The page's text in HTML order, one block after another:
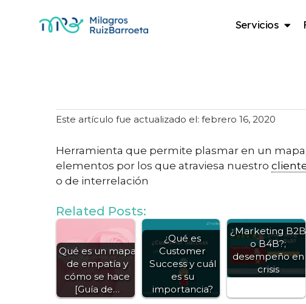
Servicios
Este artículo fue actualizado el: febrero 16, 2020
Herramienta que permite plasmar en un
elementos por los que atraviesa nuestro
o de interrelación
Related Posts:
Qué es un mapa
de empatía y
cómo se hace
[Guía de…
¿Qué es
Customer
Success y cuál
es su
importancia?
¿Marketing B2B
o B4B?;
desempeño en
crisis